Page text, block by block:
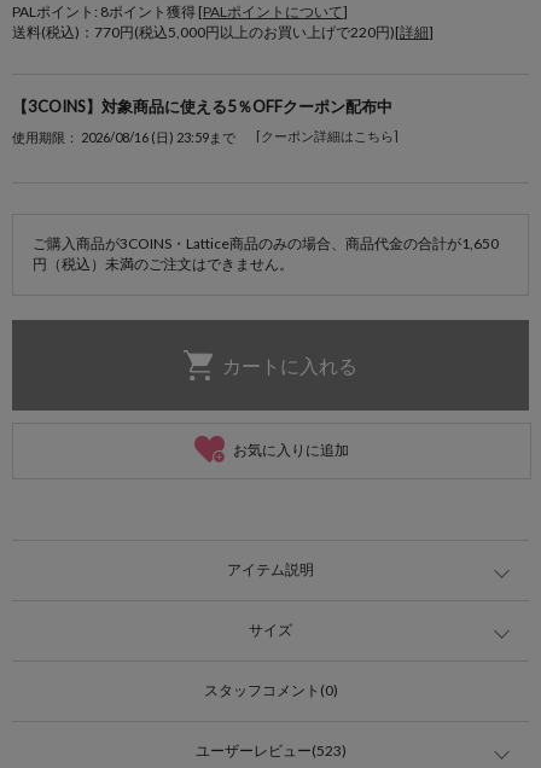
PALポイント: 8ポイント獲得 [PALポイントについて]
送料(税込)：770円(税込5,000円以上のお買い上げで220円)[詳細]
【3COINS】対象商品に使える5％OFFクーポン配布中
使用期限： 2026/08/16 (日) 23:59まで [クーポン詳細はこちら]
ご購入商品が3COINS・Lattice商品のみの場合、商品代金の合計が1,650
円（税込）未満のご注文はできません。
お気に入りに追加
アイテム説明
サイズ
スタッフコメント(0)
ユーザーレビュー(523)